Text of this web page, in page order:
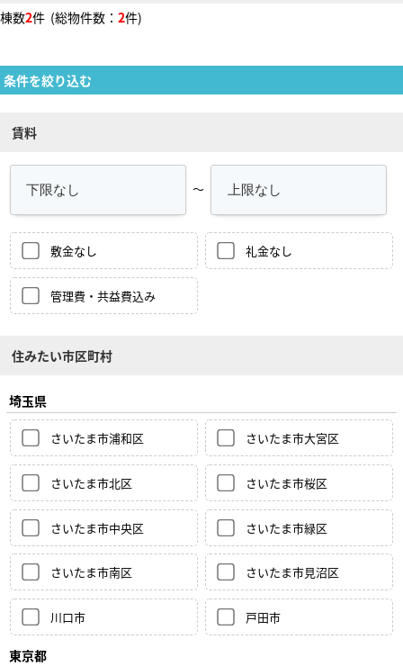
棟数2件 (総物件数： 2件)
条件を絞り込む
賃料
～
敷金なし 礼金なし
管理費・共益費込み
住みたい市区町村
埼玉県
さいたま市浦和区 さいたま市大宮区
さいたま市北区 さいたま市桜区
さいたま市中央区 さいたま市緑区
さいたま市南区 さいたま市見沼区
川口市 戸田市
東京都